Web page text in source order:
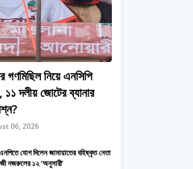
গণমিছিল নিয়ে এনসিপি
দলীয় জোটের ব্যানার
06, 2026
যোগ দিলেন জামায়াতের বহিষ্কৃত নেতা
নজরুলের ১২ ‘অনুসারী’